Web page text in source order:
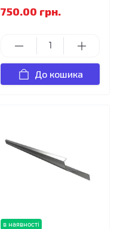
750.00 грн.
До кошика
в наявності